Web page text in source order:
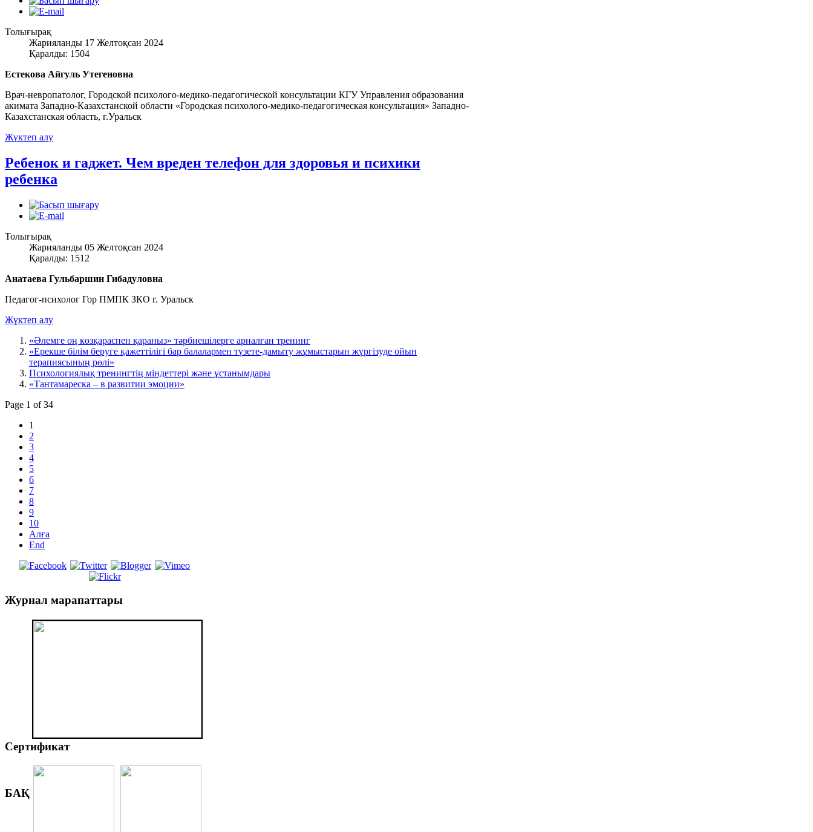
Толығырақ
Жарияланды 17 Желтоқсан 2024
Қаралды: 1504
Естекова Айгуль Утегеновна
Врач-невропатолог, Городской психолого-медико-педагогической консультации КГУ Управления образования
акимата Западно-Казахстанской области «Городская психолого-медико-педагогическая консультация» Западно-
Казахстанская область, г.Уральск
Жүктеп алу
Ребенок и гаджет. Чем вреден телефон для здоровья и психики
ребенка
Толығырақ
Жарияланды 05 Желтоқсан 2024
Қаралды: 1512
Анатаева Гульбаршин Гибадуловна
Педагог-психолог Гор ПМПК ЗКО г. Уральск
Жүктеп алу
«Әлемге оң көзқараспен қараныз» тәрбиешілерге арналған тренинг
«Ерекше білім беруге қажеттілігі бар балалармен түзете-дамыту жұмыстарын жүргізуде ойын
терапиясының рөлі»
Психологиялық тренингтің міндеттері және ұстанымдары
«Тантамареска – в развитии эмоции»
Page 1 of 34
1
2
3
4
5
6
7
8
9
10
Алға
End
Журнал марапаттары
Сертификат
БАҚ